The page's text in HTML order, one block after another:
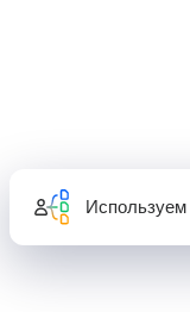
Используем